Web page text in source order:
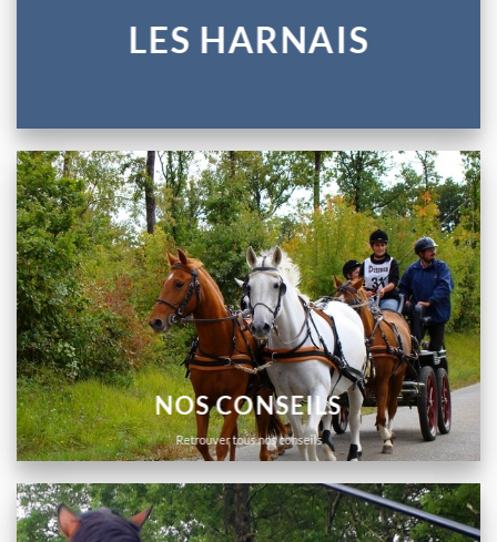
LES HARNAIS
NOS CONSEILS
Retrouver tous nos conseils